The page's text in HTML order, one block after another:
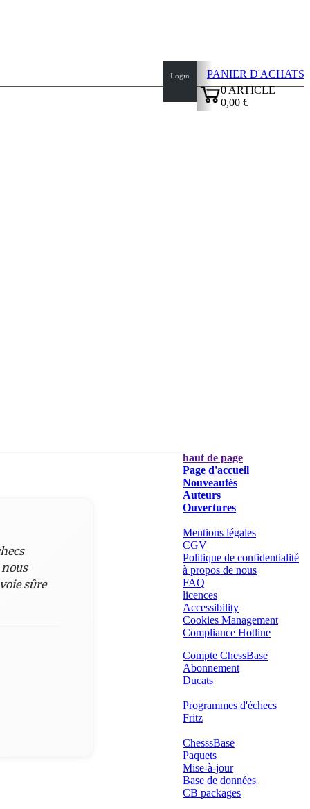
Login
PANIER D'ACHATS
0ARTICLE
0,00 €
sûre
haut de page
Page d'accueil
Nouveautés
Auteurs
Ouvertures
Mentions légales
CGV
Politique de confidentialité
à propos de nous
FAQ
licences
Accessibility
Cookies Management
Compliance Hotline
Compte ChessBase
Abonnement
Ducats
Programmes d'échecs
Fritz
ChesssBase
Paquets
Mise-à-jour
Base de données
CB packages